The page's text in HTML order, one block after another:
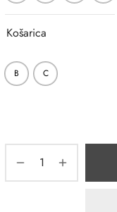
Košarica
B C